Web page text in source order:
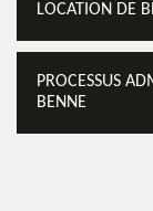
LOCATION DE
PROCESSUS
BENNE